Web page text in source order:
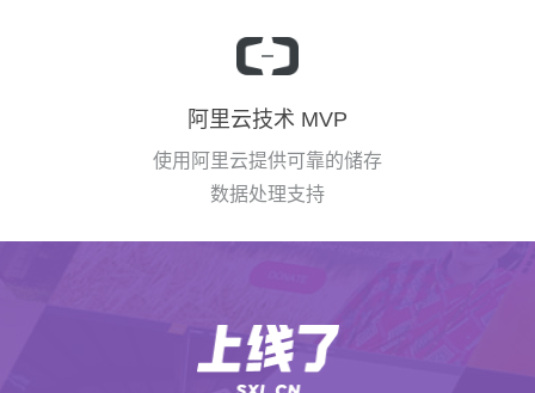
阿里云技术 MVP
使用阿里云提供可靠的储存
数据处理支持